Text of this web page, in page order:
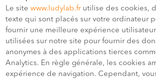
Le sitewww.ludylab.frutilise des cookies,
texte qui sont placés sur votre ordinateur
fournir une meilleure expérience
utilisées sur notre site pour fournir des
anonymes à des applications tierces
Analytics. En règle générale, les cookies
expérience de navigation. Cependant,